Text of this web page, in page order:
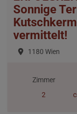
Sonnige
vermittelt!
1180 Wien
Zimmer
2